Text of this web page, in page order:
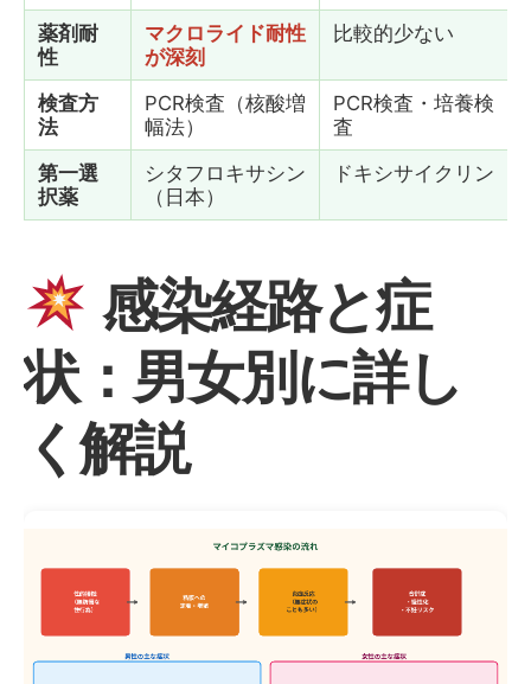
薬剤耐
性
マクロライド耐性
が深刻
比較的少ない
検査方
法
PCR検査（核酸増
幅法）
PCR検査・培養検
査
第一選
択薬
シタフロキサシン
（日本）
ドキシサイクリン
感染経路と症
状：男女別に詳し
く解説